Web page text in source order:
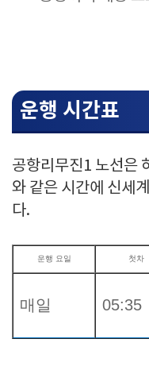
운행 시간표
공항리무진1 노선은
와 같은 시간에 신세
다.
운행 요일 첫차
매일 05:35